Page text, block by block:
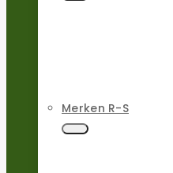
Merken R-S